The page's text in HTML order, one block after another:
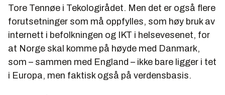
Tore Tennøe i Tekologirådet. Men det er også flere
forutsetninger som må oppfylles, som høy bruk av
internett i befolkningen og IKT i helsevesenet, for
at Norge skal komme på høyde med Danmark,
som – sammen med England – ikke bare ligger i tet
i Europa, men faktisk også på verdensbasis.